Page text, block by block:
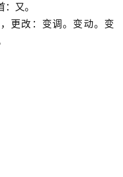
又。
更改：变调。变动。变